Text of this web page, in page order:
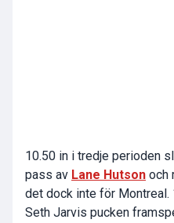
10.50 in i tredje perioden
pass av Lane Hutson och
det dock inte för
Seth Jarvis pucken